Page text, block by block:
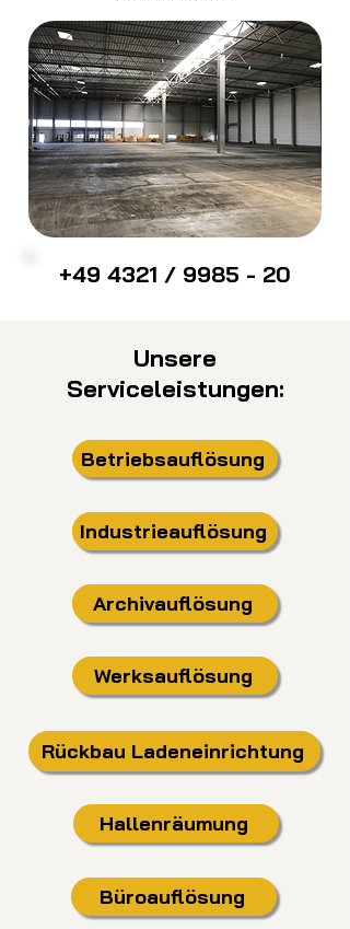
+49 4321 / 9985 - 20
Unsere
Serviceleistungen:
Betriebsauflösung
Industrieauflösung
Archivauflösung
Werksauflösung
Rückbau Ladeneinrichtung
Hallenräumung
Büroauflösung